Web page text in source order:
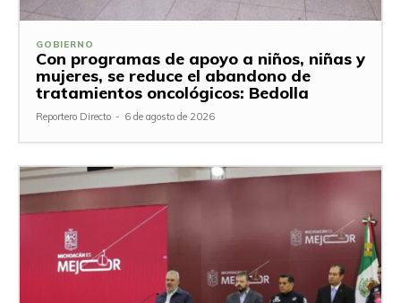
GOBIERNO
Con programas de apoyo a niños, niñas y
mujeres, se reduce el abandono de
tratamientos oncológicos: Bedolla
Reportero Directo - 6 de agosto de 2026